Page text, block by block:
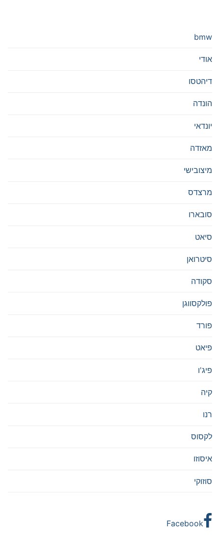
bmw
אודי
דיהטסו
הונדה
יונדאי
מאזדה
מיצובישי
מרצדס
סובארו
סיאט
סיטרואן
סקודה
פולקסווגן
פורד
פיאט
פיג'ו
קיה
רנו
לקסוס
איסוזו
סוזוקי
Facebook